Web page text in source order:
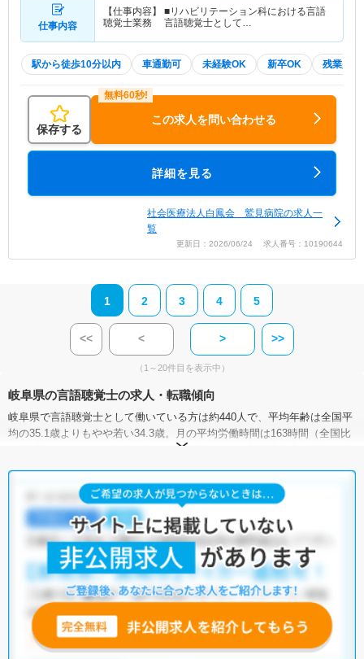
仕事内容
【仕事内容】 ■リハビリテーション科における言語
聴覚士業務 言語聴覚士として…
駅から徒歩10分以内 車通勤可 未経験OK 新卒OK 残業少な
保存する
この求人を問い合わせる
詳細を見る
社会医療法人白鳳会 鷲見病院の求人一
覧
更新日：2026/06/24 求人番号：10190644
1 2 3 4 5
<< < > >>
（1～20件目を表示中）
岐阜県の言語聴覚士の求人・転職傾向
岐阜県で言語聴覚士として働いている方は約440人で、平均年齢は全国平
均の35.1歳よりもやや若い34.3歳。月の平均労働時間は163時間（全国比
＋2時間）となっています。また、岐阜県における言語聴覚士の平均年収
収データは理学療法士・作業療法士・視能訓練士を含む統計値です）。
岐阜県には病院が96施設、クリニックが1,308施設、介護施設が3,443施
設あり、言語聴覚士として働ける施設が豊富です。そのため、多種多様
な求人の中から希望の条件に合った職場を見つけることができるでしょ
マイナビコメディカルには、【車通勤可】【託児所・育児補助】【残業
少なめ】など、バラエティ豊かな言語聴覚士の求人がそろっています。
さらに、マイナビコメディカルでは、限定求人や非公開求人のご紹介も
可能です。ぜひ一度ご相談ください。
各種数字情報は2022年10月 マイナビ調べによる